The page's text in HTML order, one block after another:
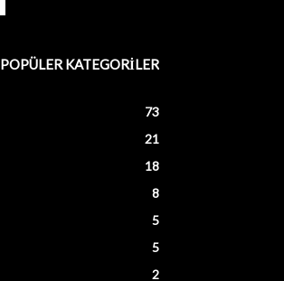
POPÜLER KATEGORİLER
73
21
18
8
5
5
2